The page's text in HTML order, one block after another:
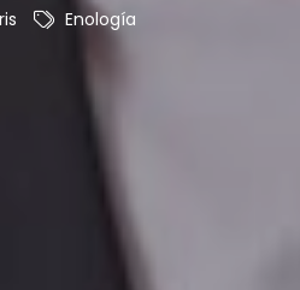
Enología